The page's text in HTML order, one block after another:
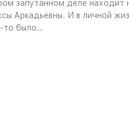
запутанном деле находит
Аркадьевны. И в личной
то было…